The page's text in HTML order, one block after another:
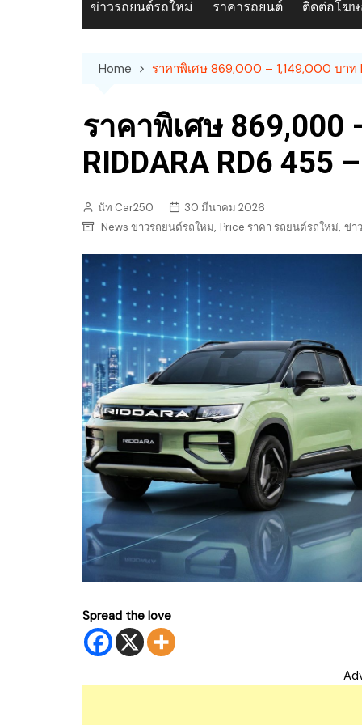
ข่าวรถยนต์รถใหม่ ราคารถยนต์ ติดต่อโฆ
Home ราคาพิเศษ 869,000 – 1,149,000 บาท
ราคาพิเศษ 869,000
RIDDARA RD6 455
นัท Car250
30 มีนาคม 2026
News ข่าวรถยนต์รถใหม่, Price ราคา รถยนต์รถใหม่, ข่า
Spread the love